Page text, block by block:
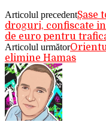
Articolul precedentȘase
droguri, confiscate
de euro pentru
Articolul următor
elimine Hamas